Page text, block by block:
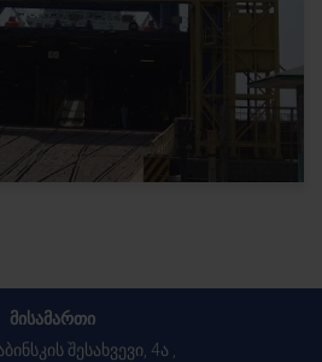
მისამართი
შესახვევი, 4ა ,